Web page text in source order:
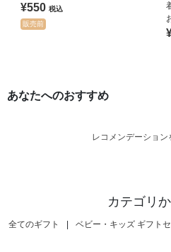
¥550 税込
販売前
あなたへのおすすめ
レコメンデーション
カテゴリ
全てのギフト | ベビー・キッズ ギフトセ